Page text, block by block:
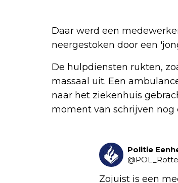
Daar werd een
neergestoken door een
De hulpdiensten rukten,
massaal uit. Een
naar het ziekenhuis
moment van schrijven nog
Politie
@